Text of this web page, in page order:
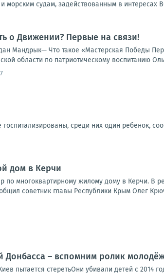
морским судам, задействованным в интересах
о Движении? Первые на связи!
Мандрык— Что такое «Мастерская Победы
области по патриотическому воспитанию
среди них один ребенок,
дом в Керчи
по многоквартирному жилому дому в Керчи. В
советник главы Республики Крым Олег
Донбасса – вспомним ролик
пытается стеретьОни убивали детей с 2014